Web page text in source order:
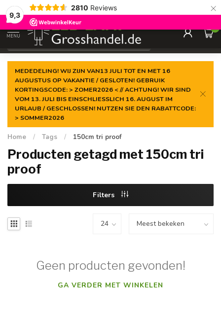
9,3
2810 Reviews ×
Gegarandeerde delaagste prijs
MENU
0
MEDEDELING! WIJ ZIJN VAN13 JULI TOT EN MET 16
AUGUSTUS OP VAKANTIE / GESLOTEN! GEBRUIK
KORTINGSCODE: > ZOMER2026 < // ACHTUNG! WIR SIND
VOM 13. JULI BIS EINSCHLIESSLICH 16. AUGUST IM
URLAUB / GESCHLOSSEN! NUTZEN SIE DEN RABATTCODE:
> SOMMER2026
Home / Tags / 150cm tri proof
Producten getagd met 150cm tri
proof
Filters
Geen producten gevonden!
GA VERDER MET WINKELEN